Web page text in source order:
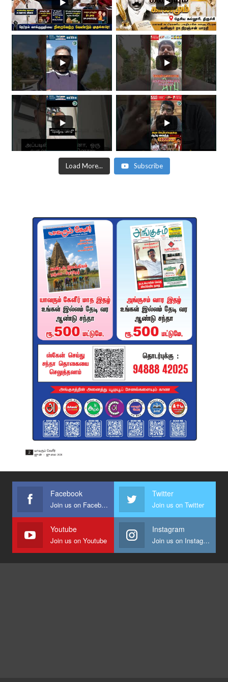
Load More... Subscribe
Facebook
Join us on Facebook
Twitter
Join us on Twitter
Youtube
Join us on Youtube
Instagram
Join us on Instagram